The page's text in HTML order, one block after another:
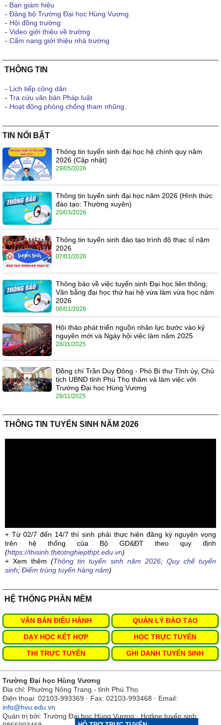
- Ban giám hiệu
- Đảng bộ Trường Đại học Hùng Vương
- Hội đồng trường
- Video giới thiệu về trường
- Cẩm nang giới thiệu nhà trường
THÔNG TIN
- Lịch tiếp công dân
- Tra cứu văn bản Pháp luật
- Hoạt động phòng chống tham nhũng.
TIN NỔI BẬT
Thông tin tuyển sinh đại học hệ chính quy năm
2026 (Cập nhật)
29/05/2026
Thông tin tuyển sinh đại học năm 2026 (Hình thức
đào tạo: Thường xuyên)
20/03/2026
Thông tin tuyển sinh đào tạo trình độ thạc sĩ năm
2026
07/01/2026
Thông báo về việc tuyển sinh Đại học liên thông;
Văn bằng đại học thứ hai hệ vừa làm vừa học năm
2026
06/01/2026
Hội thảo phát triển nguồn nhân lực bước vào kỷ
nguyên mới và Ngày hội việc làm năm 2025
28/11/2025
Đồng chí Trần Duy Đông - Phó Bí thư Tỉnh ủy, Chủ
tịch UBND tỉnh Phú Thọ thăm và làm việc với
Trường Đại học Hùng Vương
28/11/2025
THÔNG TIN TUYỂN SINH NĂM 2026
+ Từ 02/7 đến 14/7 thí sinh phải thực hiện đăng ký nguyện vọng
trên hệ thống của Bộ GD&ĐT theo quy định
(https://thisinh.thitotnghiepthpt.edu.vn)
+ Xem thêm(Thông tin tuyển sinh năm 2026; Quy chế tuyển
sinh; Điểm trúng tuyển hàng năm)
HỆ THỐNG PHẦN MỀM
VĂN BẢN ĐIỀU HÀNH QUẢN LÝ ĐÀO TẠO
DẠY HỌC KẾT HỢP HỌC TRỰC TUYẾN
THI TRỰC TUYẾN GHI DANH TUYỂN SINH
Trường Đại học Hùng Vương
Địa chỉ: Phường Nông Trang - tỉnh Phú Thọ
Điện thoại: 02103-993369 · Fax: 02103-993468 · Email:
info@hvu.edu.vn
Quản trị bởi: Trường Đại học Hùng Vương · Hotline tuyển sinh: